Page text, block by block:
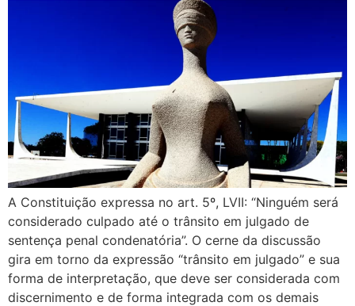
A Constituição expressa no art. 5º, LVII: “Ninguém será
considerado culpado até o trânsito em julgado de
sentença penal condenatória”. O cerne da discussão
gira em torno da expressão “trânsito em julgado” e sua
forma de interpretação, que deve ser considerada com
discernimento e de forma integrada com os demais